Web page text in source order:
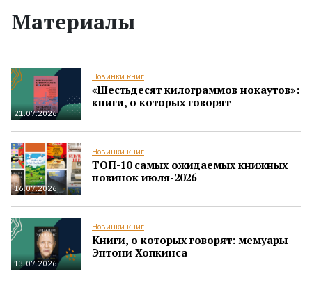
Материалы
21.07.2026
Новинки книг
«Шестьдесят килограммов нокаутов»:
книги, о которых говорят
16.07.2026
Новинки книг
ТОП-10 самых ожидаемых книжных
новинок июля-2026
13.07.2026
Новинки книг
Книги, о которых говорят: мемуары
Энтони Хопкинса